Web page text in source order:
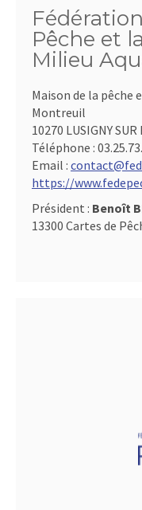
Pêche et
Milieu
Maison de la pêche
Montreuil
10270 LUSIGNY SUR
Téléphone :
Email :
https://
Président : Benoît
13300 Cartes de